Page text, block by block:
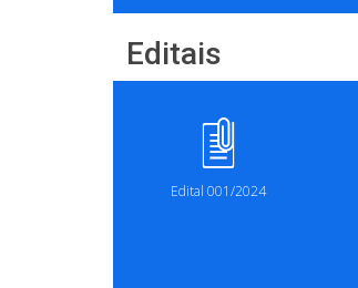
Editais
Edital 001/2024